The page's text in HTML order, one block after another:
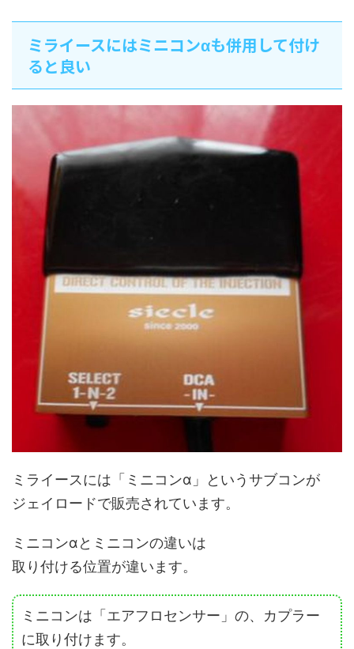
ミライースにはミニコンαも併用して付け
ると良い
ミライースには「ミニコンα」というサブコンが
ジェイロードで販売されています。
ミニコンαとミニコンの違いは
取り付ける位置が違います。
ミニコンは「エアフロセンサー」の、カプラー
に取り付けます。